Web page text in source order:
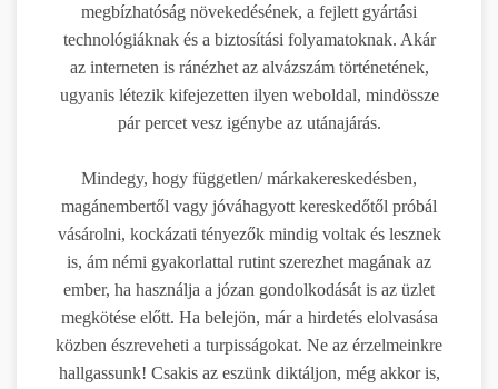
megbízhatóság növekedésének, a fejlett gyártási
technológiáknak és a biztosítási folyamatoknak. Akár
az interneten is ránézhet az alvázszám történetének,
ugyanis létezik kifejezetten ilyen weboldal, mindössze
pár percet vesz igénybe az utánajárás.
Mindegy, hogy független/ márkakereskedésben,
magánembertől vagy jóváhagyott kereskedőtől próbál
vásárolni, kockázati tényezők mindig voltak és lesznek
is, ám némi gyakorlattal rutint szerezhet magának az
ember, ha használja a józan gondolkodását is az üzlet
megkötése előtt. Ha belejön, már a hirdetés elolvasása
közben észreveheti a turpisságokat. Ne az érzelmeinkre
hallgassunk! Csakis az eszünk diktáljon, még akkor is,